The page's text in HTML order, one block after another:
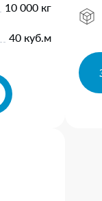
10 000 кг
40 куб.м